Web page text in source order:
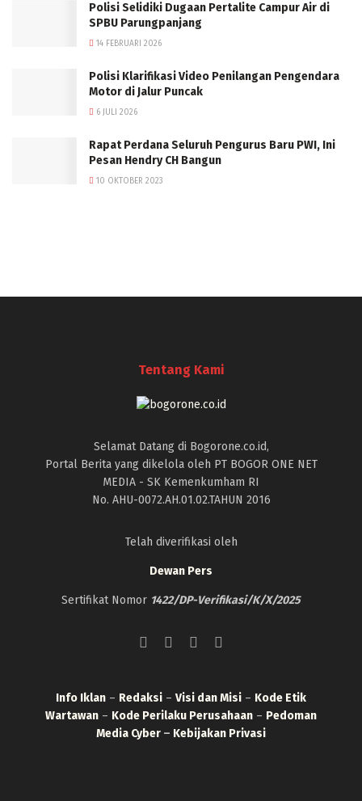
Polisi Selidiki Dugaan Pertalite Campur Air di
SPBU Parungpanjang
14 FEBRUARI 2026
Polisi Klarifikasi Video Penilangan Pengendara
Motor di Jalur Puncak
6 JULI 2026
Rapat Perdana Seluruh Pengurus Baru PWI, Ini
Pesan Hendry CH Bangun
10 OKTOBER 2023
Tentang Kami
Selamat Datang di Bogorone.co.id,
Portal Berita yang dikelola oleh PT BOGOR ONE NET
MEDIA - SK Kemenkumham RI
No. AHU-0072.AH.01.02.TAHUN 2016
Telah diverifikasi oleh
Dewan Pers
Sertifikat Nomor 1422/DP-Verifikasi/K/X/2025
Info Iklan – Redaksi – Visi dan Misi – Kode Etik
Wartawan – Kode Perilaku Perusahaan – Pedoman
Media Cyber – Kebijakan Privasi